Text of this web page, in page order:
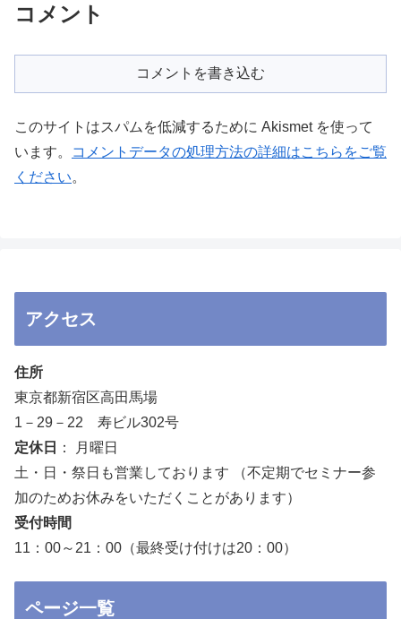
コメント
コメントを書き込む
このサイトはスパムを低減するために Akismet を使って
います。
コメントデータの処理方法の詳細はこちらをご覧
ください。
アクセス
住所
東京都新宿区高田馬場
1－29－22 寿ビル302号
定休日
： 月曜日
土・日・祭日も営業しております （不定期でセミナー参
加のためお休みをいただくことがあります）
受付時間
11：00～21：00（最終受け付けは20：00）
ページ一覧